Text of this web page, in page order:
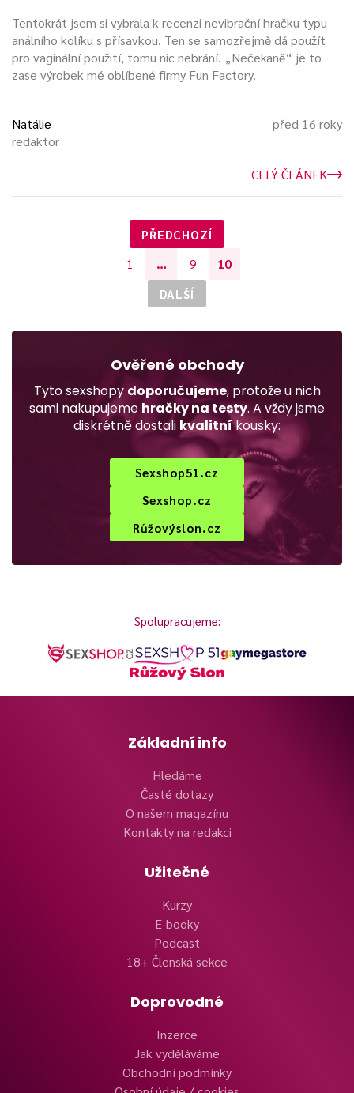
Tentokrát jsem si vybrala k recenzi nevibrační hračku typu
análního kolíku s přísavkou. Ten se samozřejmě dá použít
pro vaginální použití, tomu nic nebrání. „Nečekaně“ je to
zase výrobek mé oblíbené firmy Fun Factory.
Natálie
redaktor
před 16 roky
CELÝ ČLÁNEK
PŘEDCHOZÍ
1 … 9 10
DALŠÍ
Ověřené obchody
Tyto sexshopy doporučujeme, protože u nich
sami nakupujeme hračky na testy. A vždy jsme
diskrétně dostali kvalitníkousky:
Sexshop51.cz
Sexshop.cz
Růžovýslon.cz
Spolupracujeme:
Základní info
Hledáme
Časté dotazy
O našem magazínu
Kontakty na redakci
Užitečné
Kurzy
E-booky
Podcast
18+ Členská sekce
Doprovodné
Inzerce
Jak vyděláváme
Obchodní podmínky